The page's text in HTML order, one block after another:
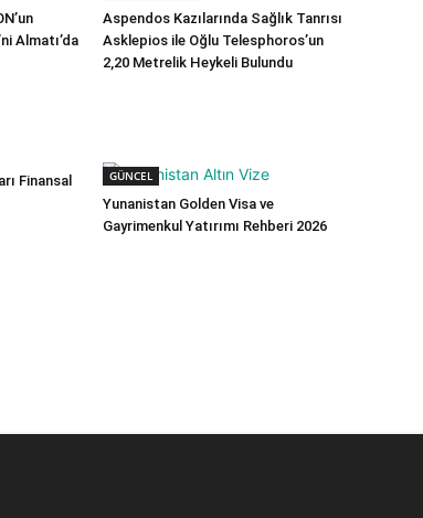
Almatı’da
Aspendos Kazılarında Sağlık Tanrısı
Asklepios ile Oğlu Telesphoros’un
2,20 Metrelik Heykeli Bulundu
Finansal
GÜNCEL
Yunanistan Golden Visa ve
Gayrimenkul Yatırımı Rehberi 2026